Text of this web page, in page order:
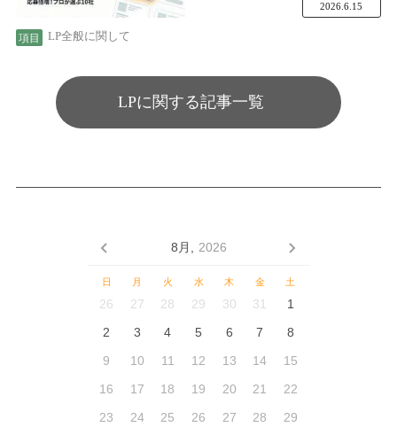
LP全般に関して
2026.6.15
LPに関する記事一覧
8月, 2026
日 月 火 水 木 金 土
26 27 28 29 30 31
1
2
3 4 5 6 7
8
9
10 11 12 13 14
15
16
17 18 19 20 21
22
23
24 25 26 27 28 29